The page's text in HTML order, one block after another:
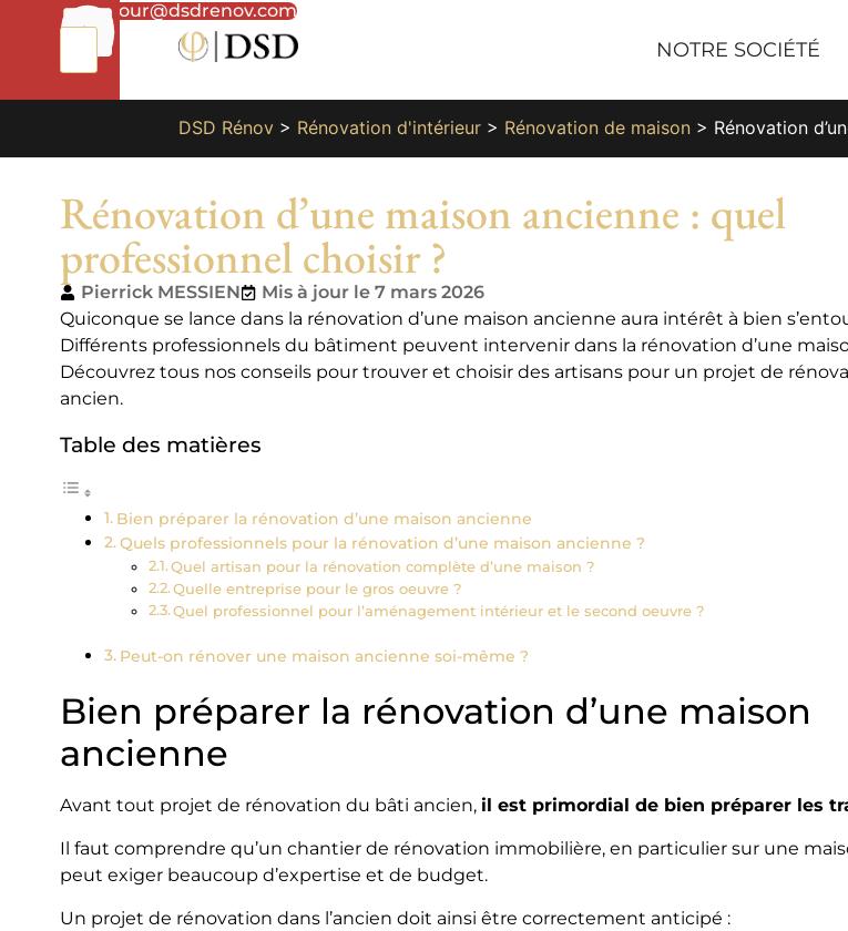
01
87
65
49
bonjour@dsdrenov.com
NOTRE SOCIÉTÉ
DSD Rénov > Rénovation d'intérieur > Rénovation de maison > Rénovation
Rénovation d’une maison ancienne : quel
professionnel choisir ?
Pierrick MESSIEN
Mis à jour le 7 mars 2026
Quiconque se lance dans la rénovation d’une maison ancienne aura intérêt à bien
Différents professionnels du bâtiment peuvent intervenir dans la rénovation d’une
Découvrez tous nos conseils pour trouver et choisir des artisans pour un projet de
ancien.
Table des matières
Bien préparer la rénovation d’une maison ancienne
Quels professionnels pour la rénovation d’une maison ancienne ?
Quel artisan pour la rénovation complète d’une maison ?
Quelle entreprise pour le gros oeuvre ?
Quel professionnel pour l’aménagement intérieur et le second oeuvre ?
Peut-on rénover une maison ancienne soi-même ?
Bien préparer la rénovation d’une maison
ancienne
Avant tout projet de rénovation du bâti ancien, il est primordial de bien préparer les
Il faut comprendre qu’un chantier de rénovation immobilière, en particulier sur une
peut exiger beaucoup d’expertise et de budget.
Un projet de rénovation dans l’ancien doit ainsi être correctement anticipé :